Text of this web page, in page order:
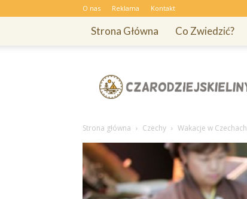
O nas Reklama Kontakt
Strona Główna Co Zwiedzić?
Strona główna Czechy Wakacje w Czechach